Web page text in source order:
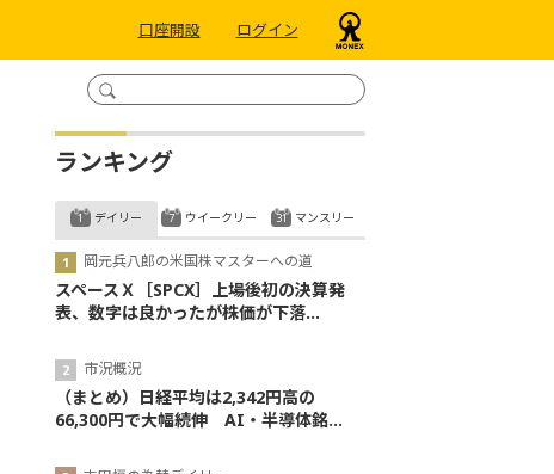
口座開設 ログイン
ランキング
デイリー
岡元兵八郎の米国株マスターへの道
スペースＸ［SPCX］上場後初の決算発
表、数字は良かったが株価が下落...
市況概況
（まとめ）日経平均は2,342円高の
66,300円で大幅続伸 AI・半導体銘...
ウイークリー マンスリー